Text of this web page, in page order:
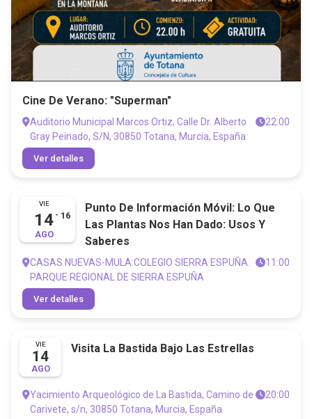
Cine De Verano: "Superman"
Auditorio Municipal Marcos Ortiz, Calle Dr. Alberto
Gray Peinado, S/N, 30850 Totana, Murcia, España
22:00
Ver detalles
VIE
14 - 16
AGO
Punto De Información Móvil: Lo Que
Las Plantas Nos Han Dado: Usos Y
Saberes
CASAS NUEVAS-MULA:COLEGIO SIERRA ESPUÑA.
PARQUE REGIONAL DE SIERRA ESPUÑA
11:00
Ver detalles
VIE
14
AGO
Visita La Bastida Bajo Las Estrellas
Yacimiento Arqueológico de La Bastida, Camino de
Carivete, s/n, 30850 Totana, Murcia, España
20:00